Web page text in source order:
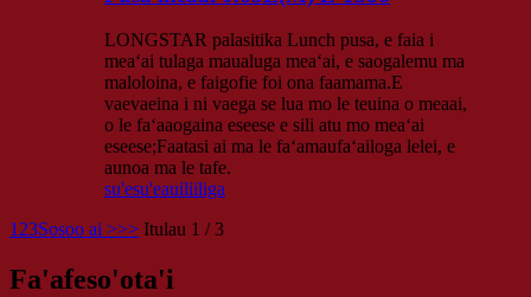
LONGSTAR palasitika Lunch pusa, e faia i
meaʻai tulaga maualuga meaʻai, e saogalemu ma
maloloina, e faigofie foi ona faamama.E
vaevaeina i ni vaega se lua mo le teuina o meaai,
o le faʻaaogaina eseese e sili atu mo meaʻai
eseese;Faatasi ai ma le faʻamaufaʻailoga lelei, e
aunoa ma le tafe.
su'esu'eauiliiliga
1 23Sosoo ai >>> Itulau 1 / 3
Fa'afeso'ota'i